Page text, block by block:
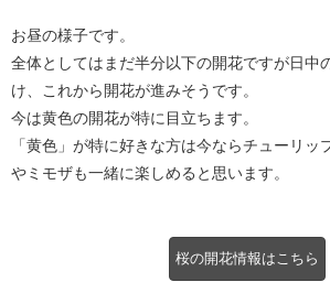
お昼の様子です。
全体としてはまだ半分以下の開花ですが日中
け、これから開花が進みそうです。
今は黄色の開花が特に目立ちます。
「黄色」が特に好きな方は今ならチューリッ
やミモザも一緒に楽しめると思います。
桜の開花情報はこちら